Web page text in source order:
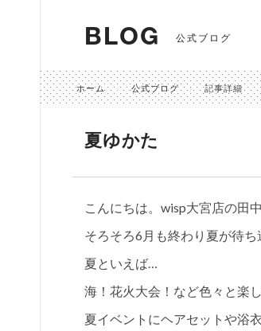
BLOG 公式ブログ
ホーム 公式ブログ 記事詳細
夏ゆかた
こんにちは。wisp大宮店の田
そろそろ6月も終わり夏が待
夏といえば…
海！花火大会！など色々と楽
夏イベントにヘアセットや浴